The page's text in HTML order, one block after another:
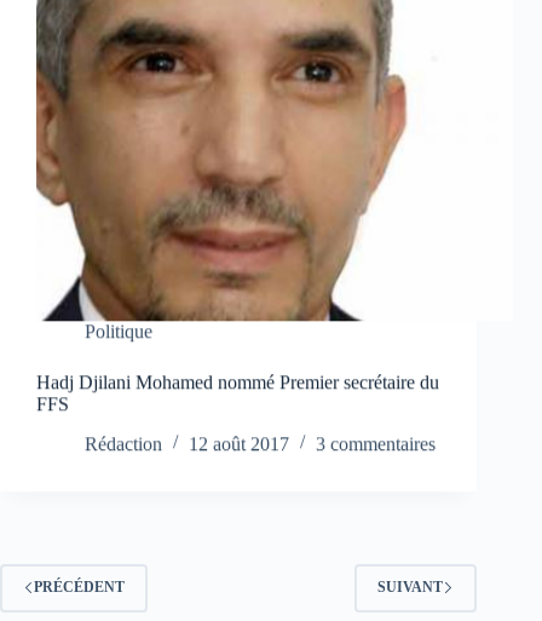
Politique
Hadj Djilani Mohamed nommé Premier secrétaire du
FFS
Rédaction
12 août 2017 3 commentaires
PRÉCÉDENT SUIVANT